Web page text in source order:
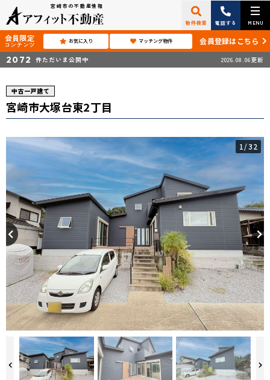
宮崎市の不動産情報
物件検索 電話する MENU
会員限定
コンテンツ お気に入り マッチング物件 会員登録はこちら
2072 件ただいま公開中 2026.08.06更新
中古一戸建て
宮崎市大塚台東2丁目
1/32